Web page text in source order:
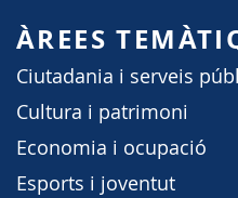
ÀREES
Ciutadania i serveis
Cultura i patrimoni
Economia i ocupació
Esports i joventut